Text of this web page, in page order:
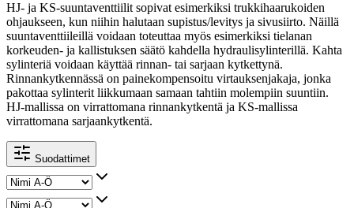
HJ- ja KS-suuntaventtiilit sopivat esimerkiksi trukkihaarukoiden
ohjaukseen, kun niihin halutaan supistus/levitys ja sivusiirto. Näillä
suuntaventtiileillä voidaan toteuttaa myös esimerkiksi tielanan
korkeuden- ja kallistuksen säätö kahdella hydraulisylinterillä. Kahta
sylinteriä voidaan käyttää rinnan- tai sarjaan kytkettynä.
Rinnankytkennässä on painekompensoitu virtauksenjakaja, jonka
pakottaa sylinterit liikkumaan samaan tahtiin molempiin suuntiin.
HJ-mallissa on virrattomana rinnankytkentä ja KS-mallissa
virrattomana sarjaankytkentä.
Suodattimet